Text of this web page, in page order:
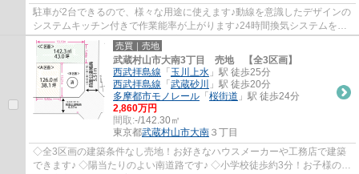
駐車が2台できるので、様々な用途に使えます♪動線を意識したデザインの
システムキッチン付きで作業能率が上がります♪24時間換気システムを利
用可能です♪来客時に重宝する和室あり♪ユタ...
売買｜売地
武蔵村山市大南3丁目 売地 【全3区画】
西武拝島線 「 玉川上水 」駅 徒歩25分
西武拝島線 「 武蔵砂川
」駅 徒歩20分
多摩都市モノレール 「 桜街道 」駅 徒歩24分
2,860万円
間取:-/142.30㎡
東京都武蔵村山市大南 ３丁目
◇全3区画の建築条件なし売地！お好きなハウスメーカーや工務店で建築
できます♪ ◇陽当たりのよい南道路です♪ ◇小学校徒歩約3分！お子様の通